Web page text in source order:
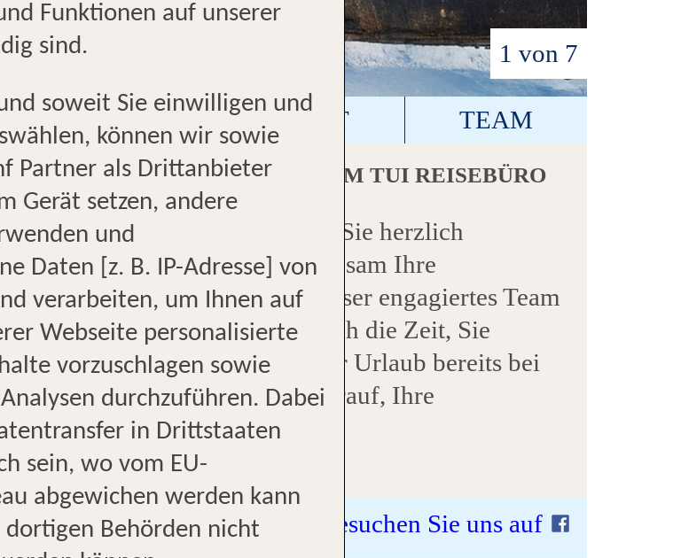
1 von 7
KONTAKT TEAM
WILLKOMMEN IN IHREM TUI REISEBÜRO
Reisebüro in Ratingen heißt Sie herzlich
Lassen Sie uns gemeinsam Ihre
wahr werden lassen. Unser engagiertes Team
Ihre Wünsche und nimmt sich die Zeit, Sie
zu beraten. So beginnt Ihr Urlaub bereits bei
Reisebüro. Wir freuen uns darauf, Ihre
zu verwirklichen!
Besuchen Sie uns auf
Funktionen auf unserer
sind.
soweit Sie einwilligen und
können wir sowie
Partner als Drittanbieter
Gerät setzen, andere
und
Daten [z. B. IP-Adresse] von
verarbeiten, um Ihnen auf
Webseite personalisierte
vorzuschlagen sowie
durchzuführen. Dabei
in Drittstaaten
sein, wo vom EU-
abgewichen werden kann
Behörden nicht